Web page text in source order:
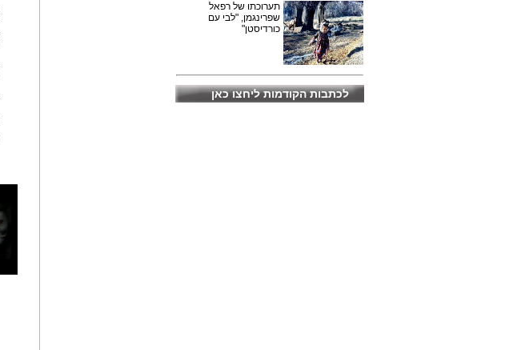
תערוכתו של רפאל
שפרינגמן, "לבי עם
כורדיסטן"
לכתבות הקודמות ליחצו כאן